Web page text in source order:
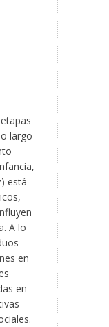
largo
está
A lo
en
en